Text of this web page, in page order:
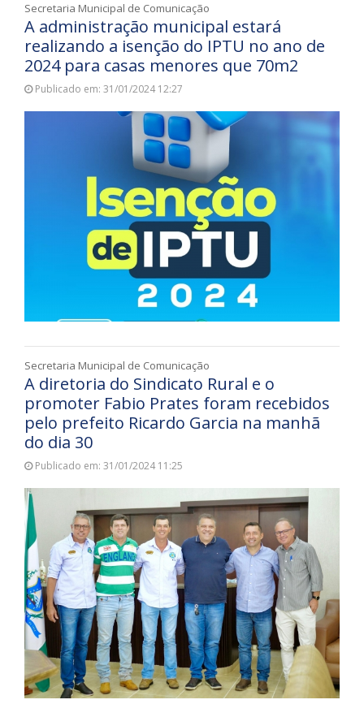
Secretaria Municipal de Comunicação
A administração municipal estará
realizando a isenção do IPTU no ano de
2024 para casas menores que 70m2
Publicado em: 31/01/2024 12:27
Secretaria Municipal de Comunicação
A diretoria do Sindicato Rural e o
promoter Fabio Prates foram recebidos
pelo prefeito Ricardo Garcia na manhã
do dia 30
Publicado em: 31/01/2024 11:25